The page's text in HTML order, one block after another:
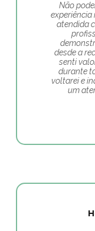
Não
experiência
atendida
desde a
senti
durante
voltarei e
um